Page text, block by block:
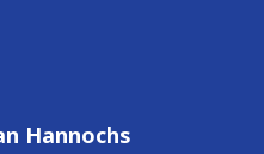
Hannochs